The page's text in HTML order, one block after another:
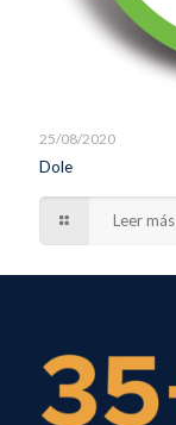
25/08/2020
Dole
Leer más